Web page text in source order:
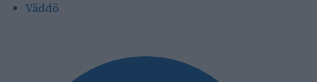
Väddö